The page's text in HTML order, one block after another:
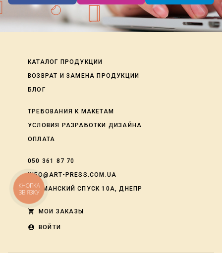
КАТАЛОГ ПРОДУКЦИИ
ВОЗВРАТ И ЗАМЕНА ПРОДУКЦИИ
БЛОГ
ТРЕБОВАНИЯ К МАКЕТАМ
УСЛОВИЯ РАЗРАБОТКИ ДИЗАЙНА
ОПЛАТА
050 361 87 70
INFO@ART-PRESS.COM.UA
ЛОЦМАНСКИЙ СПУСК 10А, ДНЕПР
shopping_cart МОИ ЗАКАЗЫ
account_circle ВОЙТИ
КНОПКА
ЗВ'ЯЗКУ